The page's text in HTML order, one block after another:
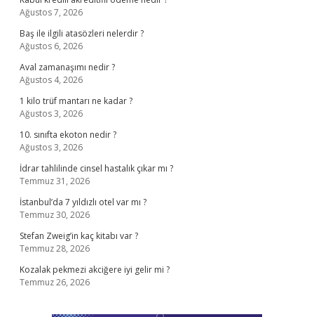
Ağustos 7, 2026
Baş ile ilgili atasözleri nelerdir ?
Ağustos 6, 2026
Aval zamanaşımı nedir ?
Ağustos 4, 2026
1 kilo trüf mantarı ne kadar ?
Ağustos 3, 2026
10. sınıfta ekoton nedir ?
Ağustos 3, 2026
İdrar tahlilinde cinsel hastalık çıkar mı ?
Temmuz 31, 2026
İstanbul’da 7 yıldızlı otel var mı ?
Temmuz 30, 2026
Stefan Zweig’in kaç kitabı var ?
Temmuz 28, 2026
Kozalak pekmezi akciğere iyi gelir mi ?
Temmuz 26, 2026